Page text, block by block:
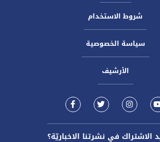
شروط الاستخدام
سياسة الخصوصية
الأرشيف
الاشتراك في نشرتنا الاخباريّة؟